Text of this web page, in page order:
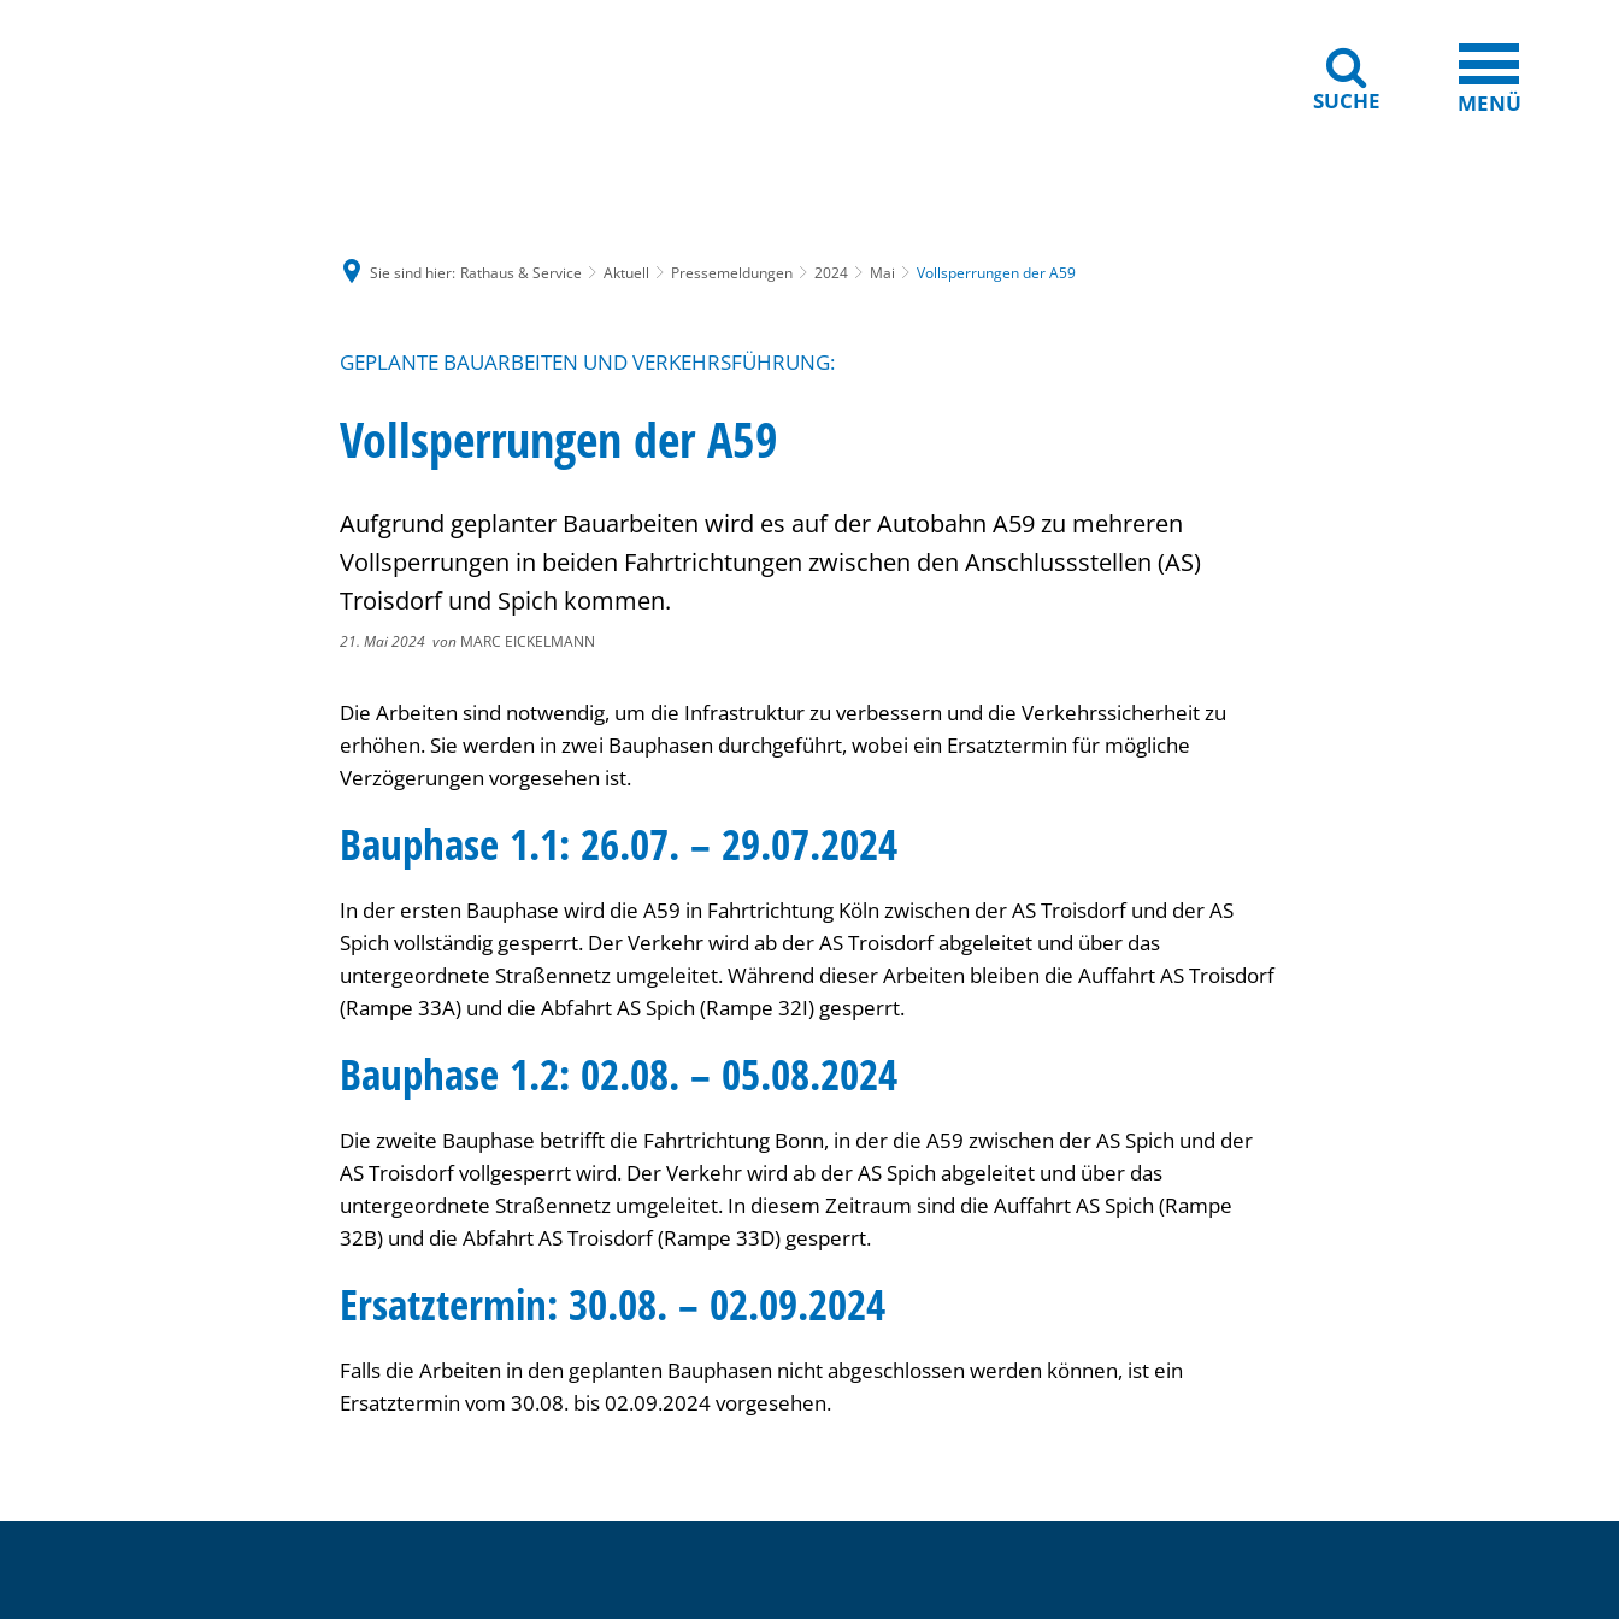
SUCHE MENÜ
Sie sind hier: Rathaus & Service Aktuell Pressemeldungen 2024 Mai Vollsperrungen der A59
GEPLANTE BAUARBEITEN UND VERKEHRSFÜHRUNG:
Vollsperrungen der A59
Aufgrund geplanter Bauarbeiten wird es auf der Autobahn A59 zu mehreren
Vollsperrungen in beiden Fahrtrichtungen zwischen den Anschlussstellen (AS)
Troisdorf und Spich kommen.
21. Mai 2024 von MARC EICKELMANN
Die Arbeiten sind notwendig, um die Infrastruktur zu verbessern und die Verkehrssicherheit zu
erhöhen. Sie werden in zwei Bauphasen durchgeführt, wobei ein Ersatztermin für mögliche
Verzögerungen vorgesehen ist.
Bauphase 1.1: 26.07. – 29.07.2024
In der ersten Bauphase wird die A59 in Fahrtrichtung Köln zwischen der AS Troisdorf und der AS
Spich vollständig gesperrt. Der Verkehr wird ab der AS Troisdorf abgeleitet und über das
untergeordnete Straßennetz umgeleitet. Während dieser Arbeiten bleiben die Auffahrt AS Troisdorf
(Rampe 33A) und die Abfahrt AS Spich (Rampe 32I) gesperrt.
Bauphase 1.2: 02.08. – 05.08.2024
Die zweite Bauphase betrifft die Fahrtrichtung Bonn, in der die A59 zwischen der AS Spich und der
AS Troisdorf vollgesperrt wird. Der Verkehr wird ab der AS Spich abgeleitet und über das
untergeordnete Straßennetz umgeleitet. In diesem Zeitraum sind die Auffahrt AS Spich (Rampe
32B) und die Abfahrt AS Troisdorf (Rampe 33D) gesperrt.
Ersatztermin: 30.08. – 02.09.2024
Falls die Arbeiten in den geplanten Bauphasen nicht abgeschlossen werden können, ist ein
Ersatztermin vom 30.08. bis 02.09.2024 vorgesehen.